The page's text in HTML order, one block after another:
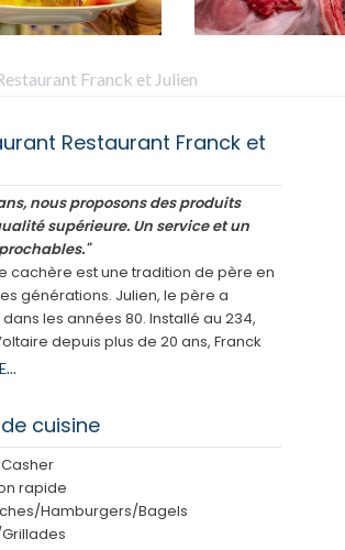
Franck et Julien
Restaurant Franck et
nous proposons des produits
supérieure. Un service et un
cachère est une tradition de père en
générations. Julien, le père a
les années 80. Installé au 234,
depuis plus de 20 ans, Franck
ce savoir faire avec brio en
un snack cacher Beth Din à votre
un choix de sandwichs et
plus, un espace Traiteur vous
repartir avec un choix de plats
maison, ou bien de les consommer
cuisine
rapide
Hamburgers/Bagels